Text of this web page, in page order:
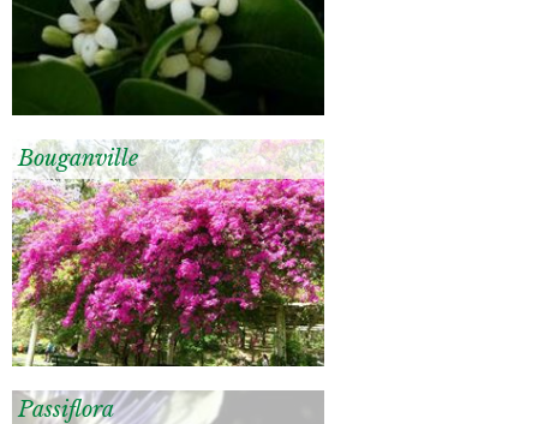
Bouganville
Passiflora